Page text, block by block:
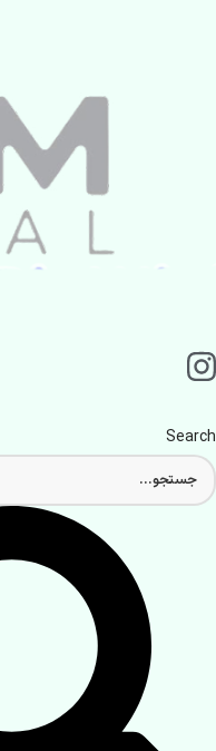
Search